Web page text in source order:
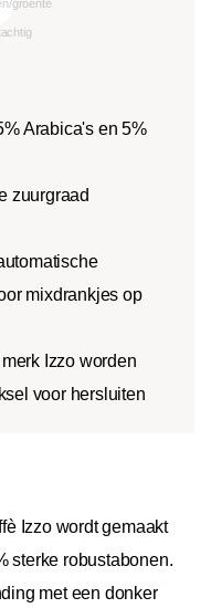
Arabica's en 5%
zuurgraad
mixdrankjes op
Izzo worden
voor hersluiten
Izzo wordt gemaakt
sterke robustabonen.
met een donker